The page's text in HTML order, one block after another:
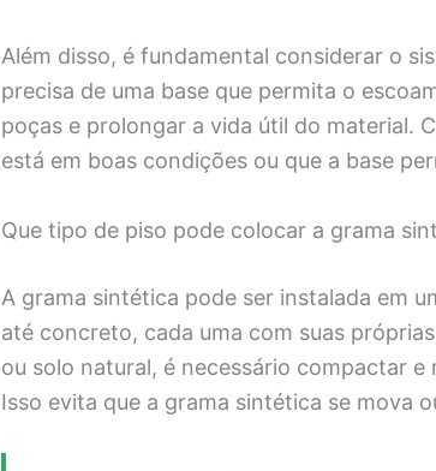
Além disso, é fundamental considerar o
precisa de uma base que permita o
poças e prolongar a vida útil do material.
está em boas condições ou que a base
Que tipo de piso pode colocar a grama
A grama sintética pode ser instalada em
até concreto, cada uma com suas
ou solo natural, é necessário compactar
Isso evita que a grama sintética se mova